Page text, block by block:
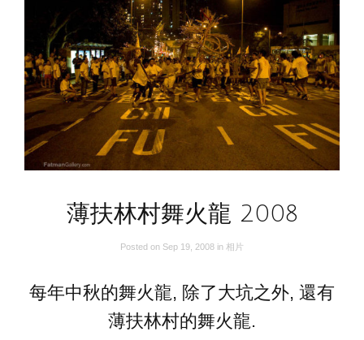
薄扶林村舞火龍 2008
Posted on Sep 19, 2008 in 相片
每年中秋的舞火龍, 除了大坑之外, 還有
薄扶林村的舞火龍.